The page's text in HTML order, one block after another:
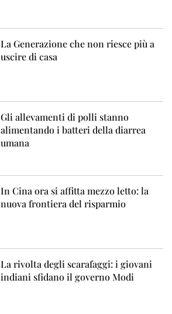
La Generazione che non riesce più a
uscire di casa
Gli allevamenti di polli stanno
alimentando i batteri della diarrea
umana
In Cina ora si affitta mezzo letto: la
nuova frontiera del risparmio
La rivolta degli scarafaggi: i giovani
indiani sfidano il governo Modi